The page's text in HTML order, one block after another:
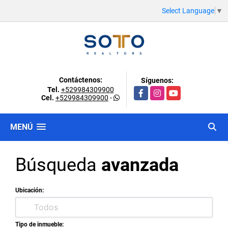
Select Language ▼
Contáctenos:
Tel. +529984309900
Cel. +529984309900 -
Síguenos:
FacebookInstagramYouTube
MENÚ
Búsqueda avanzada
Ubicación:
Tipo de inmueble: